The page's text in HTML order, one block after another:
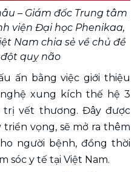
– Giám đốc Trung tâm
viện Đại học Phenikaa,
Nam chia sẻ về chủ đề
đột quỵ não
ấn bằng việc giới thiệu
xung kích thế hệ 3
trị vết thương. Đây được
vọng, sẽ mở ra thêm
người bệnh, đồng thời
sóc y tế tại Việt Nam.